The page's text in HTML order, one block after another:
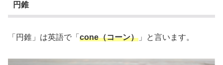
円錐
「円錐」は英語で「 cone（コーン） 」と言います。